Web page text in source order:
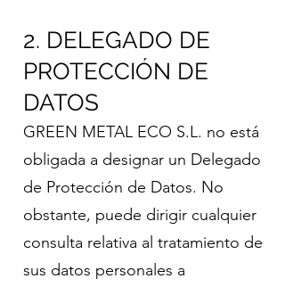
2. DELEGADO DE
PROTECCIÓN DE
DATOS
GREEN METAL ECO S.L. no está
obligada a designar un Delegado
de Protección de Datos. No
obstante, puede dirigir cualquier
consulta relativa al tratamiento de
sus datos personales a